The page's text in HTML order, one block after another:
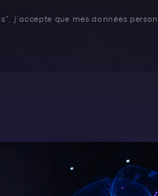
j’accepte que mes données